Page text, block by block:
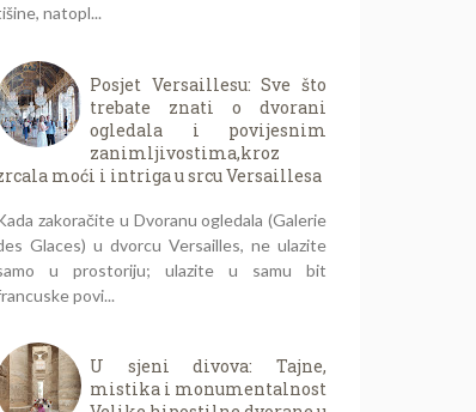
natopl...
Posjet Versaillesu: Sve što
trebate znati o dvorani
ogledala i povijesnim
zanimljivostima,kroz
moći i intriga u srcu Versaillesa
zakoračite u Dvoranu ogledala (Galerie
Glaces) u dvorcu Versailles, ne ulazite
u prostoriju; ulazite u samu bit
povi...
U sjeni divova: Tajne,
mistika i monumentalnost